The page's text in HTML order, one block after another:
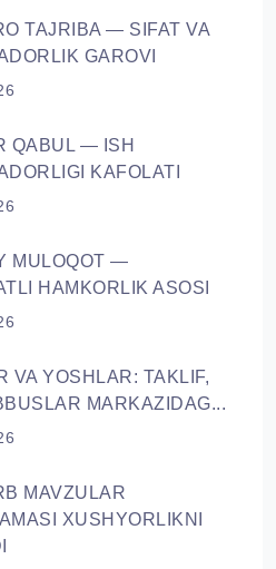
TAJRIBA — SIFAT VA
GAROVI
QАBUL — ISH
KAFOLATI
MULOQOT —
HAMKORLIK ASOSI
VA YОSHLAR: TAKLIF,
MARKAZIDAG...
MAVZULAR
XUSHYORLIKNI